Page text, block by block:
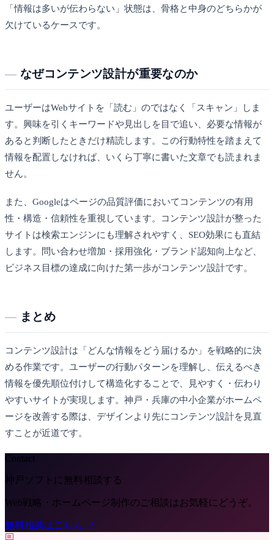
「情報は多いが伝わらない」状態は、骨格と中身のどちらかが
欠けているケースです。
なぜコンテンツ設計が重要なのか
ユーザーはWebサイトを「読む」のではなく「スキャン」しま
す。興味を引くキーワードや見出しを目で追い、必要な情報が
あると判断したときだけ精読します。この行動特性を踏まえて
情報を配置しなければ、いくら丁寧に書いた文章でも読まれま
せん。
また、Googleはページの品質評価においてコンテンツの有用
性・構造・信頼性を重視しています。コンテンツ設計が整った
サイトは検索エンジンにも理解されやすく、SEO効果にも直結
します。問い合わせ増加・採用強化・ブランド認知向上など、
ビジネス目標の達成に向けた第一歩がコンテンツ設計です。
まとめ
コンテンツ設計は「どんな情報をどう届けるか」を戦略的に決
める作業です。ユーザーの行動パターンを理解し、伝えるべき
情報を優先順位付けして構造化することで、見やすく・伝わり
やすいサイトが実現します。神戸・兵庫の中小企業がホームペ
ージを改善する際は、デザインより先にコンテンツ設計を見直
すことが近道です。
Contact
神戸ソフトに無料相談する
Web戦略・ホームページ制作のご相談はお気軽にどうぞ。
無料相談はこちら